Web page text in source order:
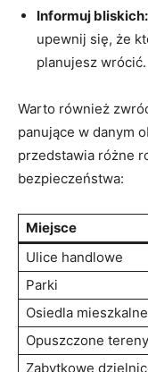
Informuj bliskich:
upewnij się, że
planujesz wrócić.
Warto również​
panujące w danym
przedstawia różne
bezpieczeństwa:
Miejsce
Ulice handlowe
Parki
Osiedla ‍mieszkalne
Opuszczone tereny
Zabytkowe